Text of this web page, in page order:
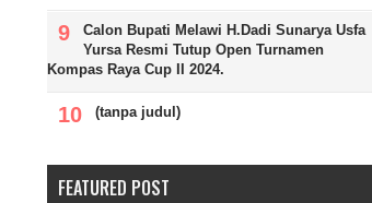
Calon Bupati Melawi H.Dadi Sunarya Usfa
Yursa Resmi Tutup Open Turnamen
Kompas Raya Cup II 2024.
(tanpa judul)
FEATURED POST